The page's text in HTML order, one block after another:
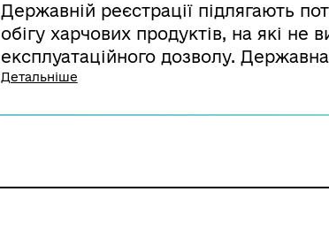
Державній реєстрації підлягають
обігу харчових продуктів, на які не
експлуатаційного дозволу.
здійснюється територіальними
Детальніше